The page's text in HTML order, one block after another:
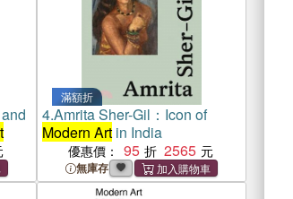
滿額折
4.Amrita Sher-Gil：Icon of
Modern Art in India
優惠價： 95 2565
無庫存